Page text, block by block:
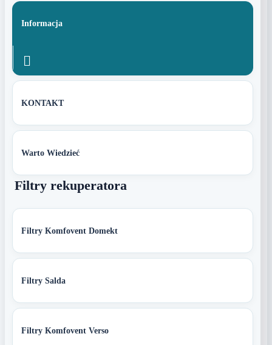
Informacja

KONTAKT
Warto Wiedzieć
Filtry rekuperatora
Filtry Komfovent Domekt
Filtry Salda
Filtry Komfovent Verso